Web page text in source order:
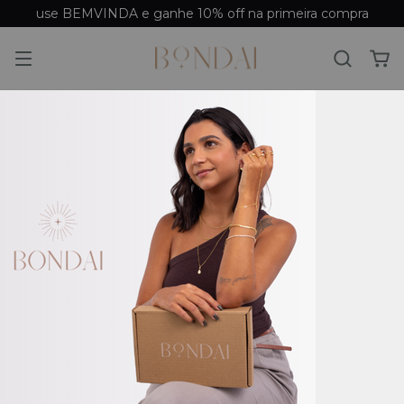
use BEMVINDA e ganhe 10% off na primeira compra